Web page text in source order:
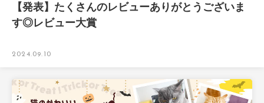
【発表】たくさんのレビューありがとうございま
す◎レビュー大賞
2024.09.10